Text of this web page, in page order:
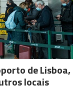
de Lisboa,
locais